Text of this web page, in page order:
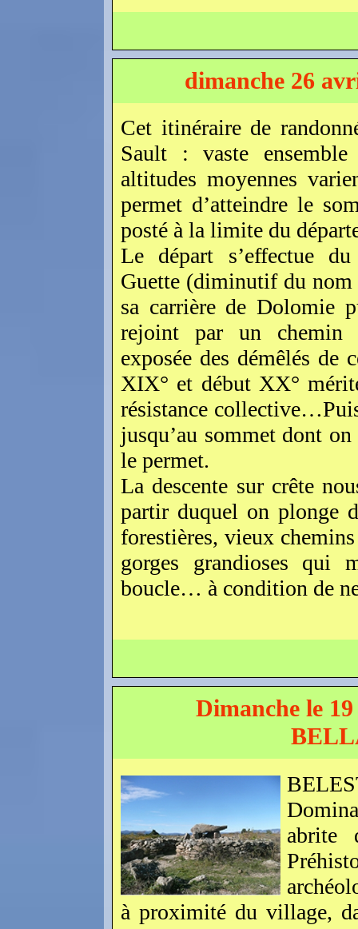
dimanche 26
Cet itinéraire de
Sault : vaste
altitudes moyennes
permet d’atteindre le
posté à la limite du
Le départ s’effectue
Guette (diminutif du
sa carrière de Dolomie
rejoint par un chemin
exposée des démêlés de
XIX° et début XX°
résistance
jusqu’au sommet dont
le permet.
La descente sur crête
partir duquel on plonge
forestières, vieux
gorges grandioses qui
boucle… à condition de
Dimanche le
abrite
à proximité du village,